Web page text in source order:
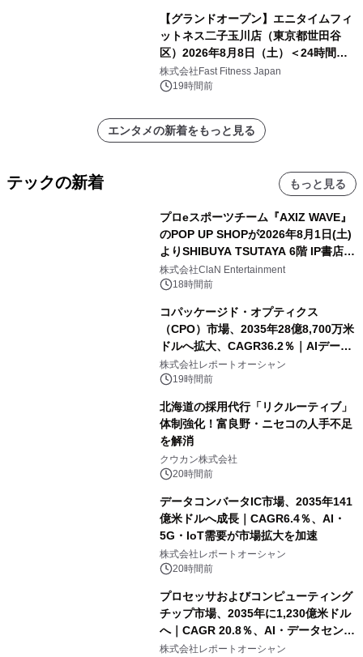
【グランドオープン】エニタイムフィ
ットネス二子玉川店（東京都世田谷
区）2026年8月8日（土）＜24時間年
中無休のフィットネスジム＞
株式会社Fast Fitness Japan
19時間前
エンタメの新着をもっと見る
テックの新着 もっと見る
プロeスポーツチーム『AXIZ WAVE』
のPOP UP SHOPが2026年8月1日(土)
よりSHIBUYA TSUTAYA 6階 IP書店で
開催決定！！
株式会社ClaN Entertainment
18時間前
コパッケージド・オプティクス
（CPO）市場、2035年28億8,700万米
ドルへ拡大、CAGR36.2％｜AIデータ
センター・高速光通信需要が成長を加
速
株式会社レポートオーシャン
19時間前
北海道の採用代行「リクルーティブ」
体制強化！富良野・ニセコの人手不足
を解消
クウカン株式会社
20時間前
データコンバータIC市場、2035年141
億米ドルへ成長｜CAGR6.4％、AI・
5G・IoT需要が市場拡大を加速
株式会社レポートオーシャン
20時間前
プロセッサおよびコンピューティング
チップ市場、2035年に1,230億米ドル
へ｜CAGR 20.8％、AI・データセンタ
ー需要が成長を牽引
株式会社レポートオーシャン